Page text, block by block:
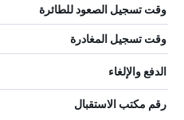
وقت تسجيل الصعود للطائرة
وقت تسجيل المغادرة
الدفع والإلغاء
رقم مكتب الاستقبال